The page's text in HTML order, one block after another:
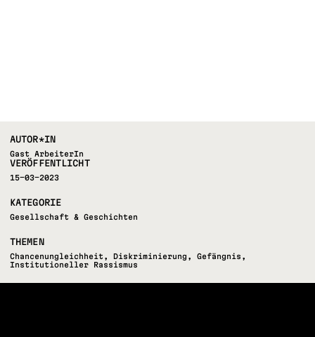
AUTOR*IN
Gast ArbeiterIn
VERÖFFENTLICHT
15-03-2023
KATEGORIE
Gesellschaft & Geschichten
THEMEN
Chancenungleichheit ,Diskriminierung ,Gefängnis ,
Institutioneller Rassismus